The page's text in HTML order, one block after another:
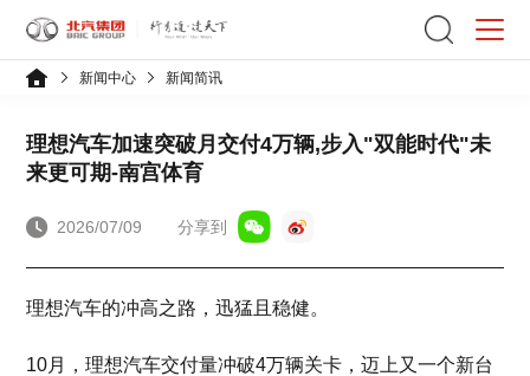
新闻中心 新闻简讯
理想汽车加速突破月交付4万辆,步入"双能时代"未
来更可期-南宫体育
2026/07/09 分享到
理想汽车的冲高之路，迅猛且稳健。
10月，理想汽车交付量冲破4万辆关卡，迈上又一个新台